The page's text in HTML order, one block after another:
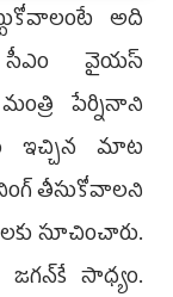
అది
వైయ‌స్‌
పేర్నినాని
ఇచ్చిన మాట
తీసుకోవాలని
సూచించారు.
సాధ్యం.